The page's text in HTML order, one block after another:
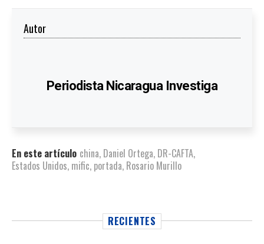
Autor
Periodista Nicaragua Investiga
En este artículo china, Daniel Ortega, DR-CAFTA,
Estados Unidos, mific, portada, Rosario Murillo
RECIENTES